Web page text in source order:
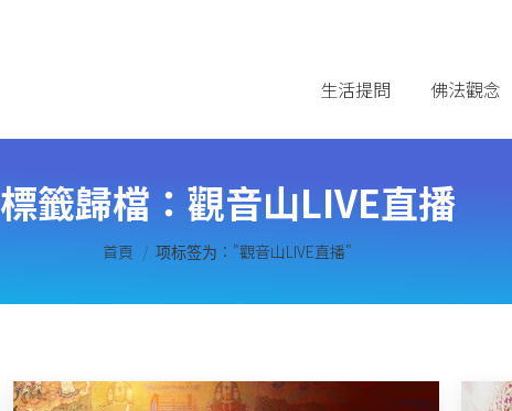
生活提問 佛法觀念
標籤歸檔： 觀音山LIVE直播
您在這裡：
首頁 项标签为："觀音山LIVE直播"